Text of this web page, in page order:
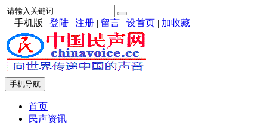
手机版 | 登陆 | 注册 | 留言 | 设首页 | 加收藏
手机导航
首页
民声资讯